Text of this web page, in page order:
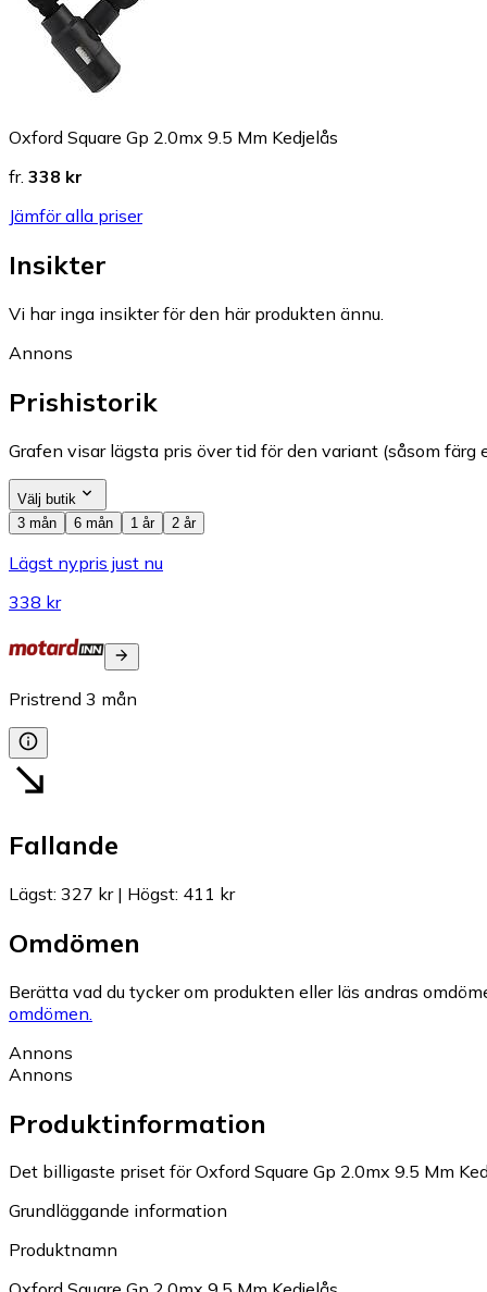
Oxford Square Gp 2.0mx 9.5 Mm Kedjelås
fr. 338 kr
Jämför alla priser
Insikter
Vi har inga insikter för den här produkten ännu.
Annons
Prishistorik
Grafen visar lägsta pris över tid för den variant (såsom
Välj butik
3 mån
6 mån 1 år 2 år
Lägst nypris just nu
338 kr
Pristrend 3 mån
Fallande
Lägst: 327 kr| Högst: 411 kr
Omdömen
Berätta vad du tycker om produkten eller läs andras
omdömen.
Annons
Annons
Produktinformation
Det billigaste priset för Oxford Square Gp 2.0mx 9.5 Mm
Grundläggande information
Produktnamn